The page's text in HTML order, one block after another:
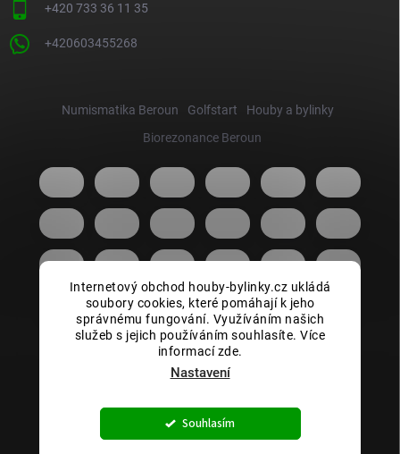
Internetový obchod houby-bylinky.cz ukládá
soubory cookies, které pomáhají k jeho
správnému fungování. Využíváním našich
služeb s jejich používáním souhlasíte. Více
informací zde.
Nastavení
Souhlasím
+420 733 36 11 35
+420603455268
Numismatika Beroun Golfstart
Houby a bylinky
Biorezonance Beroun
Vytvořil Shoptet
Copyright 2026 . Všechna práva vyhrazena.